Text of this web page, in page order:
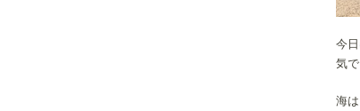
今
気で
海